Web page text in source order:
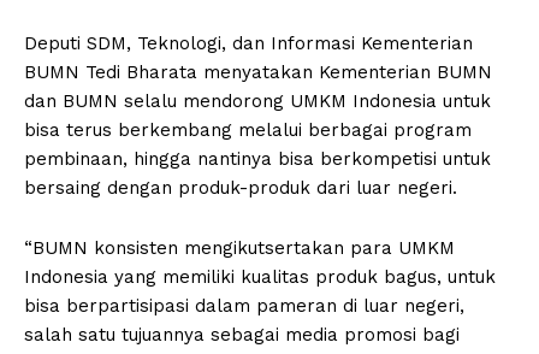
Deputi SDM, Teknologi, dan Informasi Kementerian
BUMN Tedi Bharata menyatakan Kementerian BUMN
dan BUMN selalu mendorong UMKM Indonesia untuk
bisa terus berkembang melalui berbagai program
pembinaan, hingga nantinya bisa berkompetisi untuk
bersaing dengan produk-produk dari luar negeri.
“BUMN konsisten mengikutsertakan para UMKM
Indonesia yang memiliki kualitas produk bagus, untuk
bisa berpartisipasi dalam pameran di luar negeri,
salah satu tujuannya sebagai media promosi bagi